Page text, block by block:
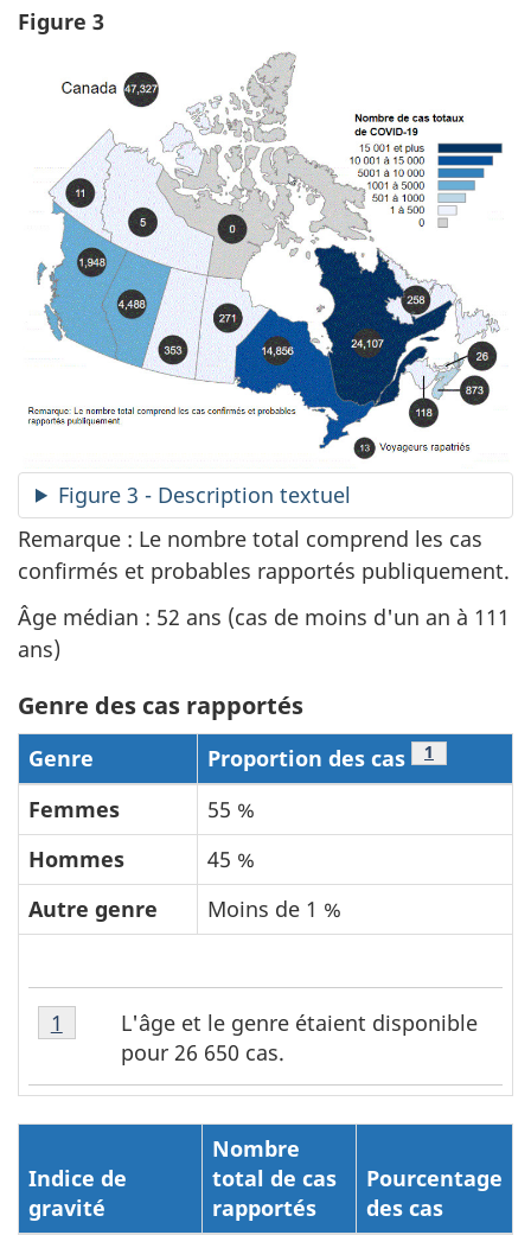
Figure 3
Figure 3 - Description textuel
Remarque : Le nombre total comprend les cas
confirmés et probables rapportés publiquement.
Âge médian : 52 ans (cas de moins d'un an à 111
ans)
Genre des cas rapportés
Genre Proportion des cas Note de bas
1
Femmes
55 %
Hommes
45 %
Autre genre
Moins de 1 %
Note
de
de
page
L'âge et le genre étaient disponible
pour 26 650 cas.
Retour à la référence de la note de bas de page
1
Indice de
gravité
Nombre
total de cas
rapportés
Pourcentage
des cas